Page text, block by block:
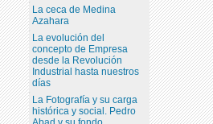
La ceca de Medina
Azahara
La evolución del
concepto de Empresa
desde la Revolución
Industrial hasta nuestros
días
La Fotografía y su carga
histórica y social. Pedro